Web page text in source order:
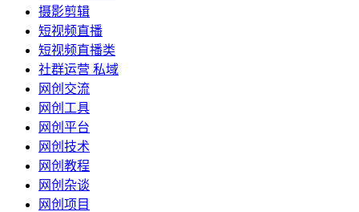
摄影剪辑
短视频直播
短视频直播类
社群运营 私域
网创交流
网创工具
网创平台
网创技术
网创教程
网创杂谈
网创项目